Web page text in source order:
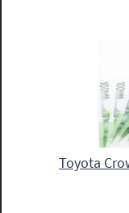
Toyota